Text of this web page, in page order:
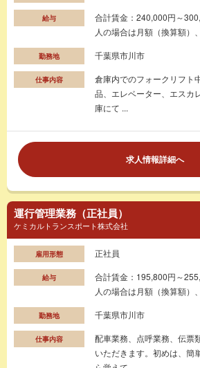
給与
合計賃金：240,000円～
人の場合は月額（換算額）
勤務地 千葉県市川市
仕事内容
倉庫内でのフォークリフト
品、エレベーター、エスカ
庫にて ...
求人情報詳細へ
運行管理業務（正社員）
ケミカルトランスポート株式会社
雇用形態 正社員
給与
合計賃金：195,800円～
人の場合は月額（換算額）
勤務地 千葉県市川市
仕事内容
配車業務、点呼業務、伝票
いただきます。初めは、簡